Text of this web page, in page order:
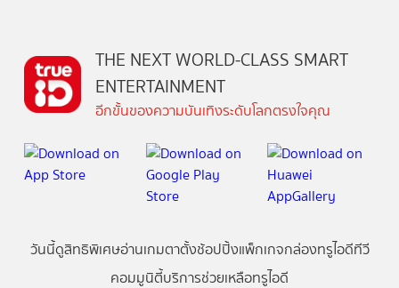
THE NEXT WORLD-CLASS SMART
ENTERTAINMENT
อีกขั้นของความบันเทิงระดับโลกตรงใจคุณ
วันนี้ดูสิทธิพิเศษอ่านเกมตาตั้งช้อปปิ้งแพ็กเกจกล่องทรูไอดีทีวี
คอมมูนิตี้บริการช่วยเหลือทรูไอดี